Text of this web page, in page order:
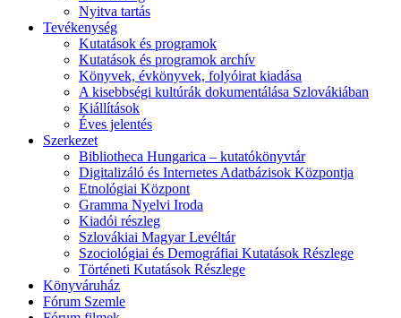
Nyitva tartás
Tevékenység
Kutatások és programok
Kutatások és programok archív
Könyvek, évkönyvek, folyóirat kiadása
A kisebbségi kultúrák dokumentálása Szlovákiában
Kiállítások
Éves jelentés
Szerkezet
Bibliotheca Hungarica – kutatókönyvtár
Digitalizáló és Internetes Adatbázisok Központja
Etnológiai Központ
Gramma Nyelvi Iroda
Kiadói részleg
Szlovákiai Magyar Levéltár
Szociológiai és Demográfiai Kutatások Részlege
Történeti Kutatások Részlege
Könyváruház
Fórum Szemle